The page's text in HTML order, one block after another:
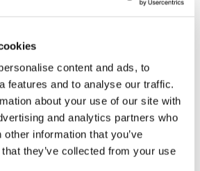
content and ads, to
features and to analyse our traffic.
about your use of our site with
and analytics partners who
information that you’ve
they’ve collected from your use
Lägg till i varukorg
Grön truckknapp
A00220
kr (ex. moms)